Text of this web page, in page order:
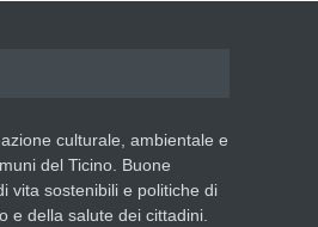
culturale, ambientale e
del Ticino. Buone
vita sostenibili e politiche di
e della salute dei cittadini.